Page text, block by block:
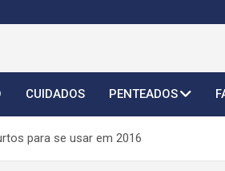
Curto
CUIDADOS PENTEADOS
para se usar em 2016